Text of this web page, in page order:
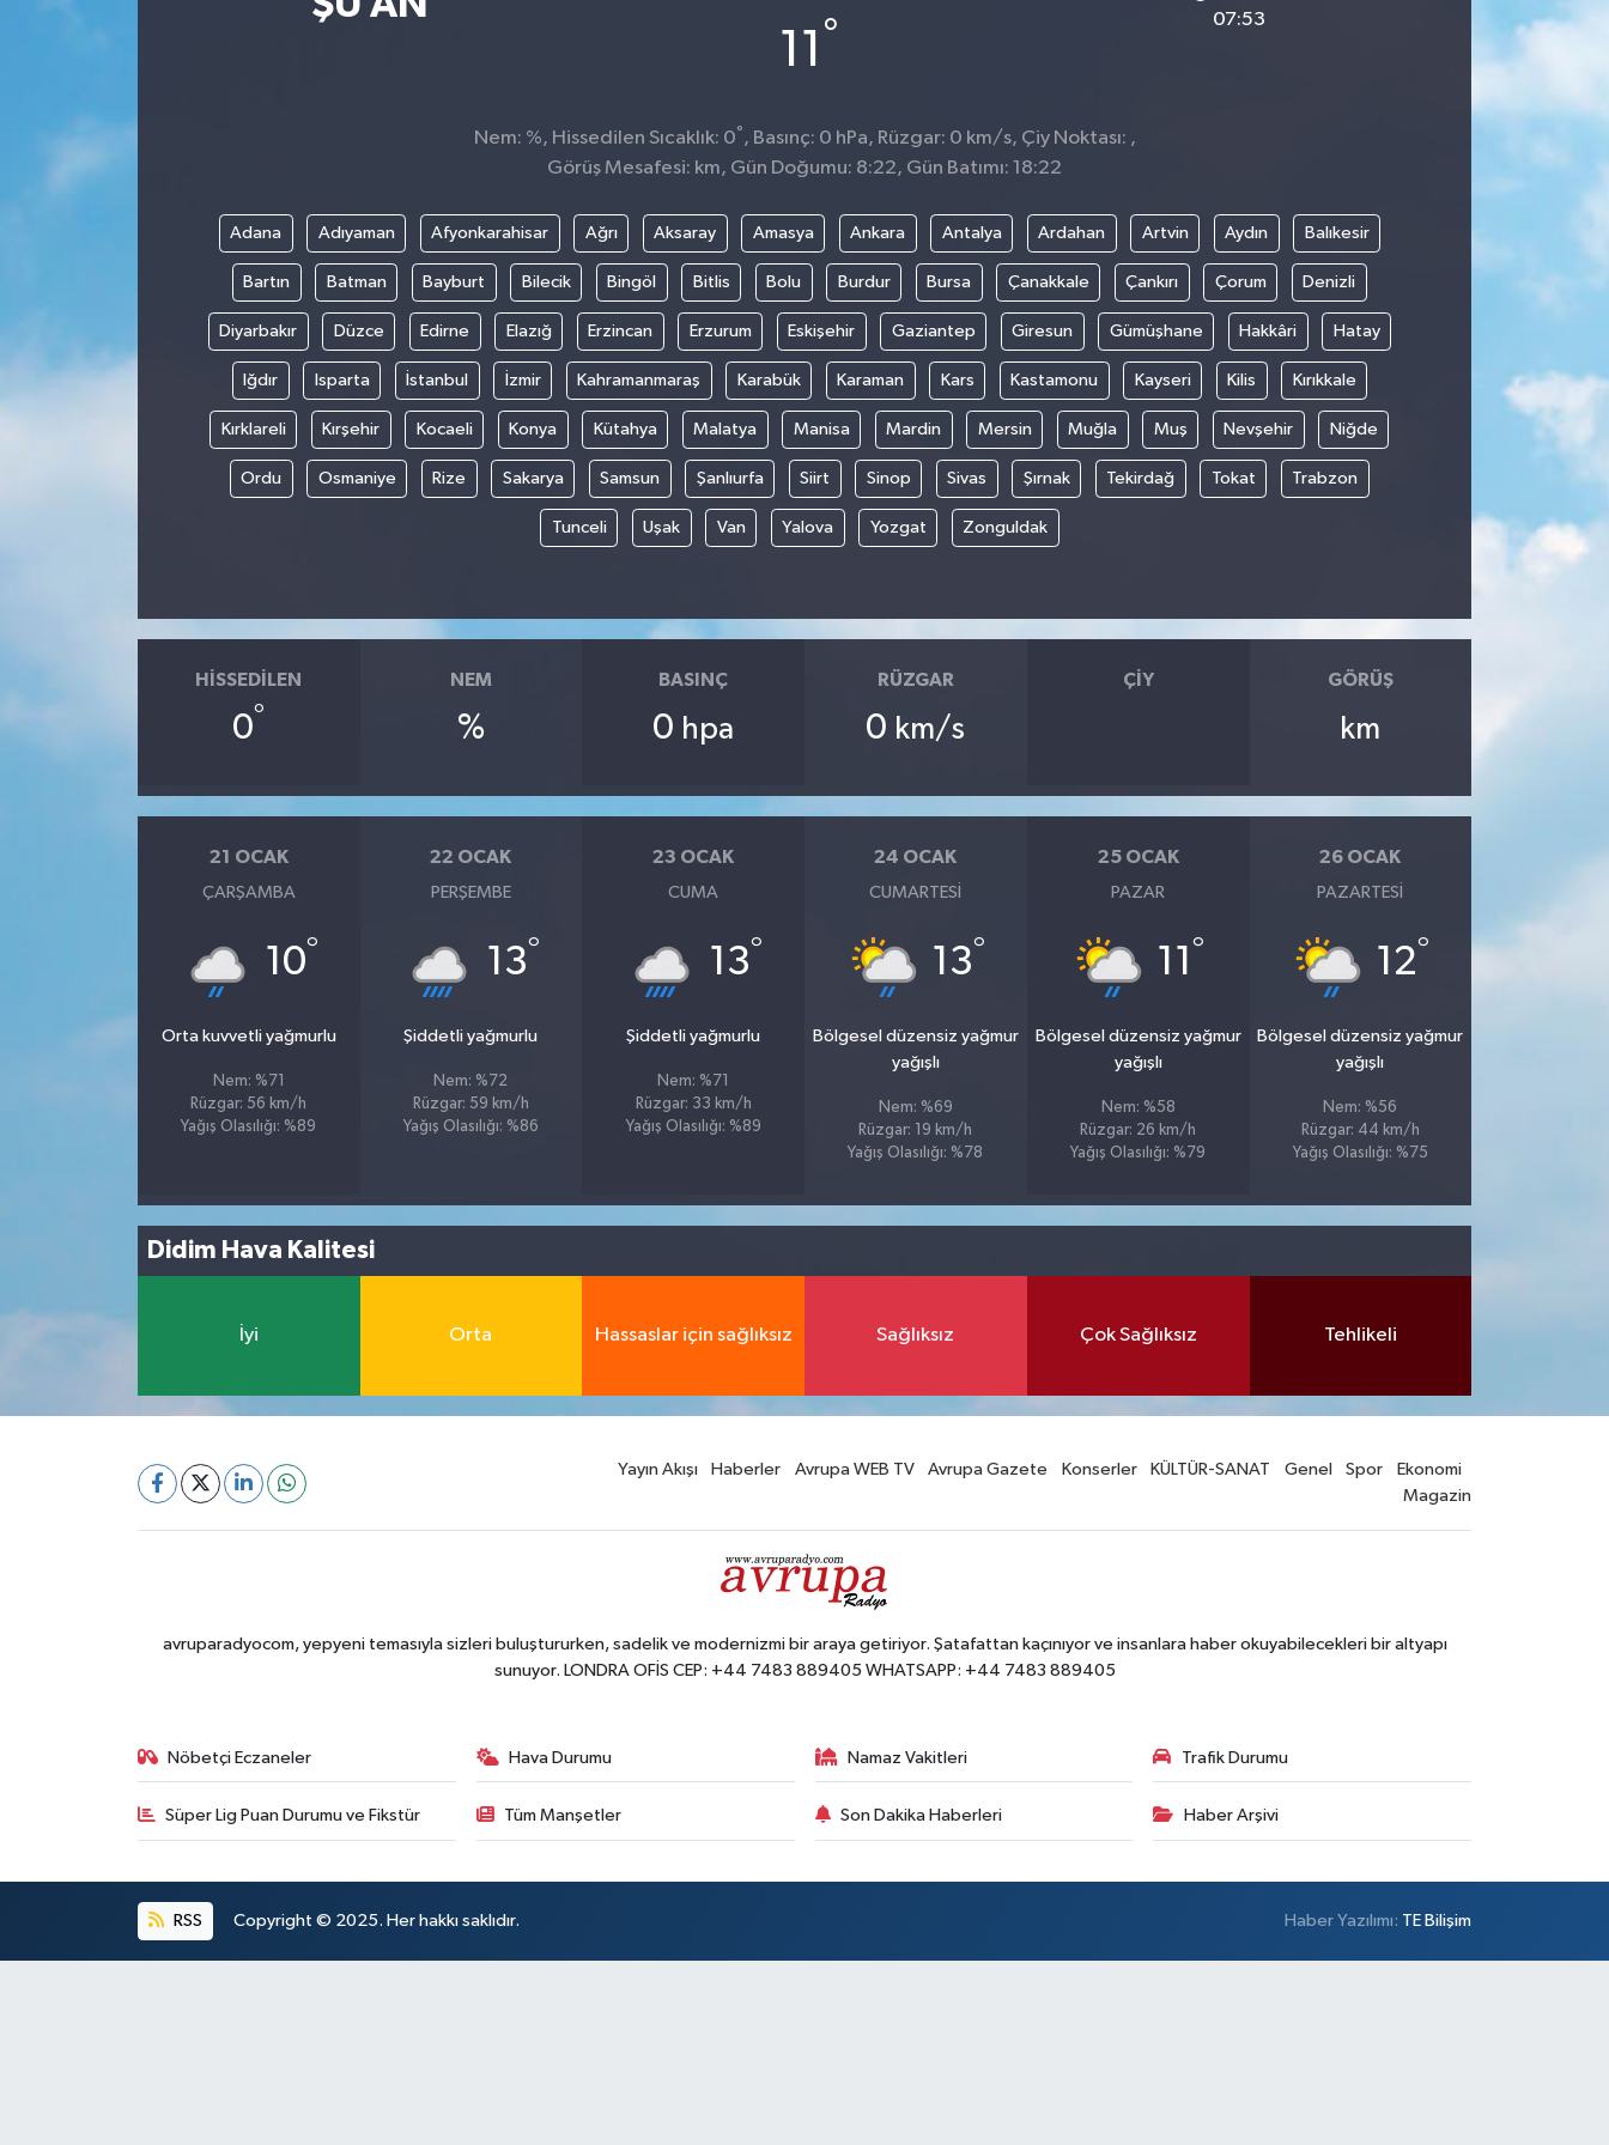
11 ° 07:53
Nem: %, Hissedilen Sıcaklık: 0° , Basınç: 0 hPa, Rüzgar: 0 km/s, Çiy Noktası: ,
Görüş Mesafesi: km, Gün Doğumu: 8:22, Gün Batımı: 18:22
Adana Adıyaman Afyonkarahisar Ağrı Aksaray Amasya Ankara Antalya Ardahan Artvin Aydın Balıkesir
Bartın Batman Bayburt Bilecik Bingöl Bitlis Bolu Burdur Bursa Çanakkale Çankırı Çorum Denizli
Diyarbakır Düzce Edirne Elazığ Erzincan Erzurum Eskişehir Gaziantep Giresun Gümüşhane Hakkâri Hatay
Iğdır Isparta İstanbul İzmir Kahramanmaraş Karabük Karaman Kars Kastamonu Kayseri Kilis Kırıkkale
Kırklareli Kırşehir Kocaeli Konya Kütahya Malatya Manisa Mardin Mersin Muğla Muş Nevşehir Niğde
Ordu Osmaniye Rize Sakarya Samsun Şanlıurfa Siirt Sinop Sivas Şırnak Tekirdağ Tokat Trabzon
Tunceli Uşak Van Yalova Yozgat Zonguldak
HISSEDILEN
0°
NEM
%
BASINÇ
0 hpa
RÜZGAR
0 km/s
ÇIY GÖRÜŞ
km
21 OCAK
ÇARŞAMBA
10°
Orta kuvvetli yağmurlu
Nem: %71
Rüzgar: 56 km/h
Yağış Olasılığı: %89
22 OCAK
PERŞEMBE
13°
Şiddetli yağmurlu
Nem: %72
Rüzgar: 59 km/h
Yağış Olasılığı: %86
23 OCAK
CUMA
13°
Şiddetli yağmurlu
Nem: %71
Rüzgar: 33 km/h
Yağış Olasılığı: %89
24 OCAK
CUMARTESI
13°
Bölgesel düzensiz yağmur
yağışlı
Nem: %69
Rüzgar: 19 km/h
Yağış Olasılığı: %78
25 OCAK
PAZAR
11 °
Bölgesel düzensiz yağmur
yağışlı
Nem: %58
Rüzgar: 26 km/h
Yağış Olasılığı: %79
26 OCAK
PAZARTESI
12°
Bölgesel düzensiz yağmur
yağışlı
Nem: %56
Rüzgar: 44 km/h
Yağış Olasılığı: %75
Didim Hava Kalitesi
İyi Orta Hassaslar için sağlıksız Sağlıksız Çok Sağlıksız Tehlikeli
Yayın Akışı Haberler Avrupa WEB TV Avrupa Gazete Konserler KÜLTÜR-SANAT Genel Spor
Ekonomi
Magazin
avruparadyocom, yepyeni temasıyla sizleri buluştururken, sadelik ve modernizmi bir araya getiriyor. Şatafattan kaçınıyor ve insanlara haber okuyabilecekleri bir altyapı
sunuyor. LONDRA OFİS CEP: +44 7483 889405 WHATSAPP: +44 7483 889405
Nöbetçi Eczaneler Hava Durumu Namaz Vakitleri Trafik Durumu
Süper Lig Puan Durumu ve Fikstür Tüm Manşetler Son Dakika Haberleri Haber Arşivi
RSS Copyright © 2025. Her hakkı saklıdır. Haber Yazılımı: TE Bilişim